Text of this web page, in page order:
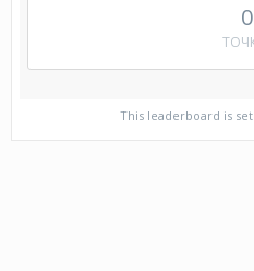
0
This leaderboard is